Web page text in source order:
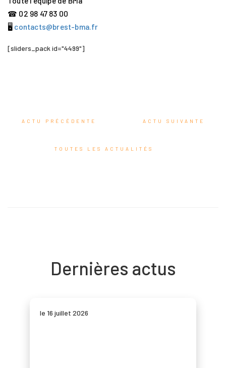
☎ 02 98 47 83 00
🖥 contacts@brest-bma.fr
[sliders_pack id="4499"]
ACTU PRÉCÉDENTE ACTU SUIVANTE
TOUTES LES ACTUALITÉS
Dernières actus
le 16 juillet 2026